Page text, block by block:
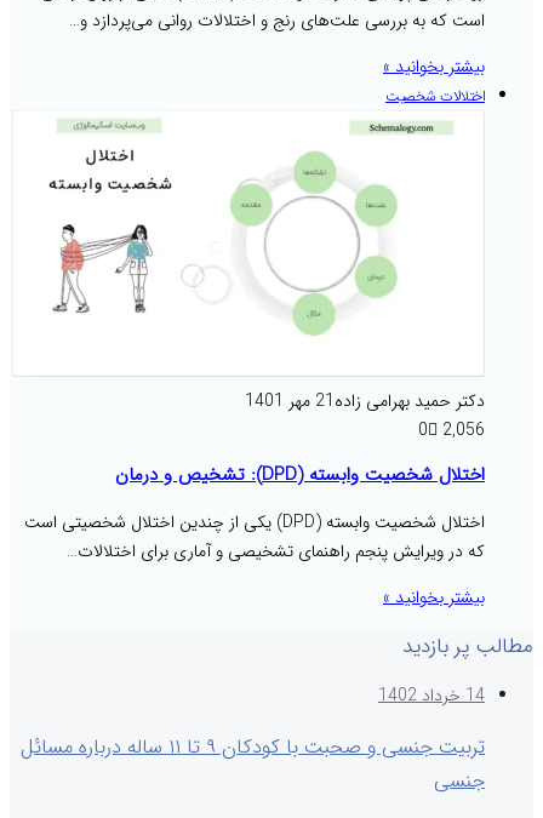
است که به بررسی علت‌های رنج و اختلالات روانی می‌پردازد و…
بیشتر بخوانید »
اختلالات شخصیت
دکتر حمید بهرامی زاده21 مهر 1401
0
2,056
اختلال شخصیت وابسته (DPD): تشخیص و درمان
اختلال شخصیت وابسته (DPD) یکی از چندین اختلال شخصیتی است
که در ویرایش پنجم راهنمای تشخیصی و آماری برای اختلالات…
بیشتر بخوانید »
مطالب پر بازدید
14 خرداد 1402
تربیت جنسی و صحبت با کودکان ۹ تا ۱۱ ساله درباره مسائل
جنسی